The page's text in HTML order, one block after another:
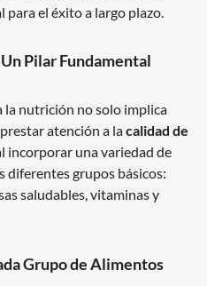
el éxito a largo plazo.
Pilar Fundamental
la nutrición no solo implica
atención a lacalidad de
incorporar una variedad de
diferentes grupos básicos:
saludables, vitaminas y
Grupo de Alimentos